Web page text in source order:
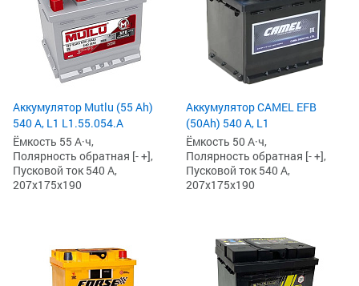
Аккумулятор Mutlu (55 Ah)
540 А, L1 L1.55.054.A
Ёмкость 55 А·ч,
Полярность обратная [- +],
Пусковой ток 540 А,
207x175x190
Аккумулятор CAMEL EFB
(50Ah) 540 А, L1
Ёмкость 50 А·ч,
Полярность обратная [- +],
Пусковой ток 540 А,
207x175x190